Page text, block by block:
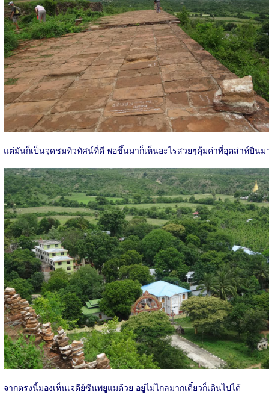
แต่มันก็เป็นจุดชมทิวทัศน์ที่ดี พอขึ้นมาก็เห็นอะไรสวยๆคุ้มค่าที่อุตส่าห์ปีนม
จากตรงนี้มองเห็นเจดีย์ซีนพยูแมด้วย อยู่ไม่ไกลมากเดี๋ยวก็เดินไปได้